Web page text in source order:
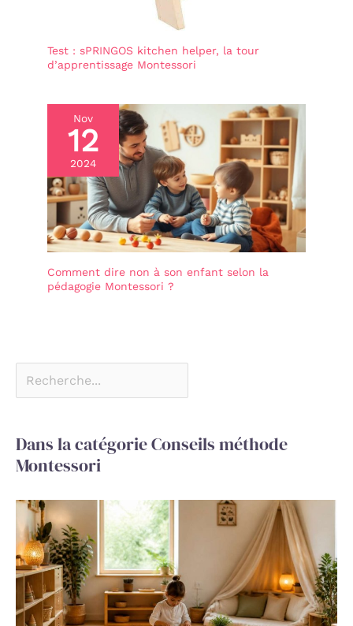
Test : sPRINGOS kitchen helper, la tour
d’apprentissage Montessori
Nov
12
2024
Comment dire non à son enfant selon la
pédagogie Montessori ?
Dans la catégorie Conseils méthode
Montessori